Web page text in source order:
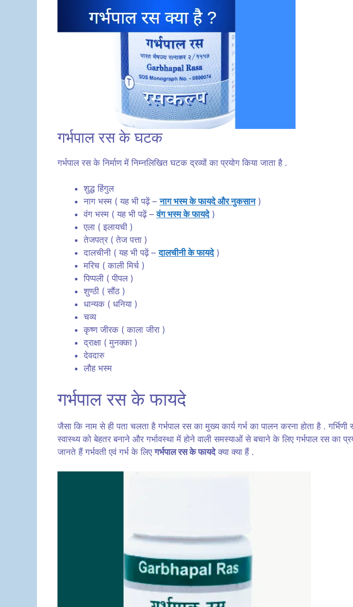
गर्भपाल रस के घटक
गर्भपाल रस के निर्माण में निम्नलिखित घटक द्रव्यों का प्रयोग किया जाता है .
शुद्ध हिंगुल
नाग भस्म ( यह भी पढ़ें –नाग भस्म के फायदे और नुकसान)
वंग भस्म ( यह भी पढ़ें –वंग भस्म के फायदे)
एला ( इलायची )
तेजपत्र ( तेज पत्ता )
दालचीनी ( यह भी पढ़ें –दालचीनी के फायदे)
मरिच ( काली मिर्च )
पिप्पली ( पीपल )
शुण्ठी ( सौंठ )
धान्यक ( धनिया )
चव्य
कृष्ण जीरक ( काला जीरा )
द्राक्षा ( मुनक्का )
देवदारु
लौह भस्म
गर्भपाल रस के फायदे
जैसा कि नाम से ही पता चलता है गर्भपाल रस का मुख्य कार्य गर्भ का पालन करना होता है .
स्वास्थ्य को बेहतर बनाने और गर्भावस्था में होने वाली समस्याओं से बचाने के लिए गर्भपाल रस का
जानते हैं गर्भवती एवं गर्भ के लिएगर्भपाल रस के फायदेक्या क्या हैं .